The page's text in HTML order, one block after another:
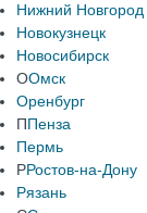
Нижний Новгород
Новокузнецк
Новосибирск
ООмск
Оренбург
ППенза
Пермь
РРостов-на-Дону
Рязань